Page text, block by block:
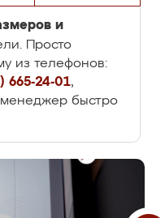
и
Просто
из телефонов:
665-24-01,
быстро